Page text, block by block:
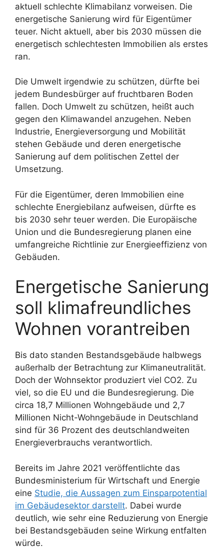
aktuell schlechte Klimabilanz vorweisen. Die
energetische Sanierung wird für Eigentümer
teuer. Nicht aktuell, aber bis 2030 müssen die
energetisch schlechtesten Immobilien als erstes
ran.
Die Umwelt irgendwie zu schützen, dürfte bei
jedem Bundesbürger auf fruchtbaren Boden
fallen. Doch Umwelt zu schützen, heißt auch
gegen den Klimawandel anzugehen. Neben
Industrie, Energieversorgung und Mobilität
stehen Gebäude und deren energetische
Sanierung auf dem politischen Zettel der
Umsetzung.
Für die Eigentümer, deren Immobilien eine
schlechte Energiebilanz aufweisen, dürfte es
bis 2030 sehr teuer werden. Die Europäische
Union und die Bundesregierung planen eine
umfangreiche Richtlinie zur Energieeffizienz von
Gebäuden.
Energetische Sanierung
soll klimafreundliches
Wohnen vorantreiben
Bis dato standen Bestandsgebäude halbwegs
außerhalb der Betrachtung zur Klimaneutralität.
Doch der Wohnsektor produziert viel CO2. Zu
viel, so die EU und die Bundesregierung. Die
circa 18,7 Millionen Wohngebäude und 2,7
Millionen Nicht-Wohngebäude in Deutschland
sind für 36 Prozent des deutschlandweiten
Energieverbrauchs verantwortlich.
Bereits im Jahre 2021 veröffentlichte das
Bundesministerium für Wirtschaft und Energie
eine Studie, die Aussagen zum Einsparpotential
im Gebäudesektor darstellt. Dabei wurde
deutlich, wie sehr eine Reduzierung von Energie
bei Bestandsgebäuden seine Wirkung entfalten
würde.